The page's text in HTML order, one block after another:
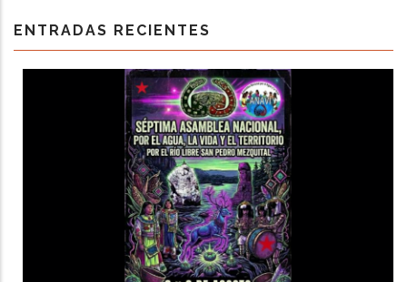
ENTRADAS RECIENTES